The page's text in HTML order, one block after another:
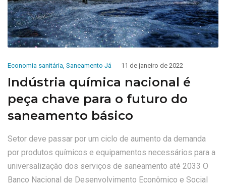
Economia sanitária Saneamento Já 11 de janeiro de 2022
Indústria química nacional é
peça chave para o futuro do
saneamento básico
Setor deve passar por um ciclo de aumento da demanda
por produtos químicos e equipamentos necessários para a
universalização dos serviços de saneamento até 2033 O
Banco Nacional de Desenvolvimento Econômico e Social